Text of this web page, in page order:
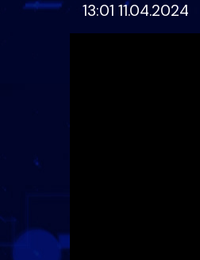
13:01 11.04.2024